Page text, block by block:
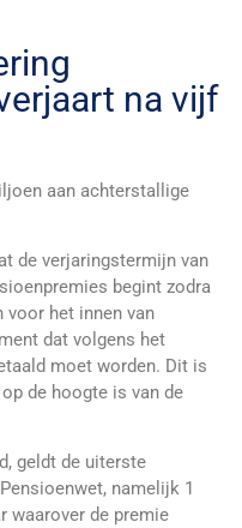
na vijf
aan achterstallige
de verjaringstermijn van
begint zodra
voor het innen van
dat volgens het
moet worden. Dit is
de hoogte is van de
geldt de uiterste
namelijk 1
waarover de premie